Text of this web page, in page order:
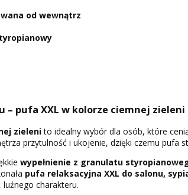
od wewnątrz
pufa XXL w kolorze ciemnej zieleni
zielenito idealny wybór dla osób, które
przytulność i ukojenie, dzięki czemu pufa
wypełnienie z granulatu
pufa relaksacyjna XXL do salonu,
charakteru.